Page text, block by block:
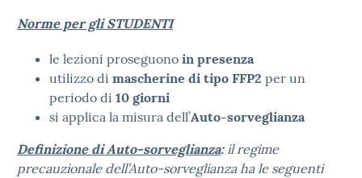
Norme per gli STUDENTI
le lezioni proseguono in presenza
utilizzo di mascherine di tipo FFP2 per un
periodo di 10 giorni
si applica la misura dell’Auto-sorveglianza
Definizione di Auto-sorveglianza: il regime
precauzionale dell’Auto-sorveglianza ha le seguenti